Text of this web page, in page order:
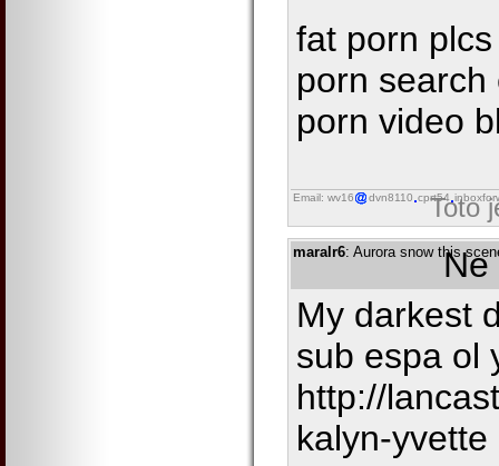
fat porn
porn
porn video
Email: wv16 dvn8110 cprt54
Toto
maralr6: Aurora snow thisNe
My darkest
sub espa ol
http://
kalyn-yvette